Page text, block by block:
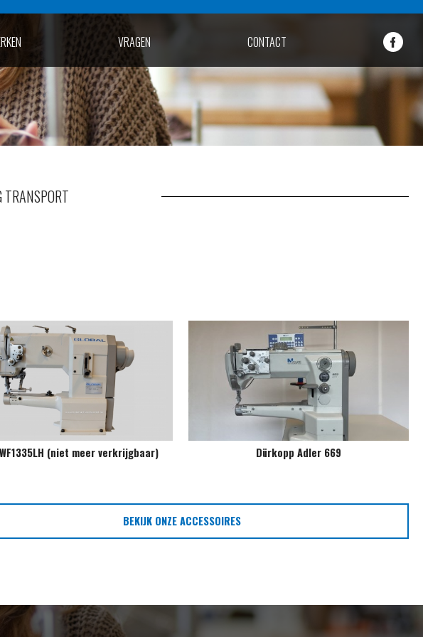
VRAGEN CONTACT
(niet meer verkrijgbaar) Dürkopp Adler 669
BEKIJK ONZE ACCESSOIRES